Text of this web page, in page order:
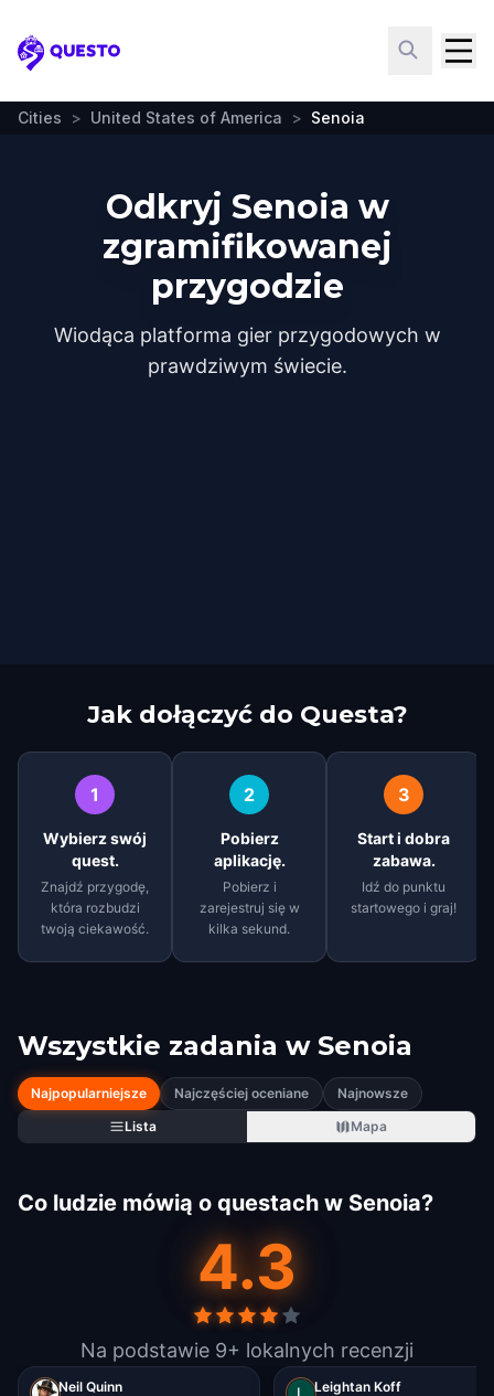
Questo
Cities > United States of America > Senoia
Odkryj Senoia w
zgramifikowanej
przygodzie
Wiodąca platforma gier przygodowych w
prawdziwym świecie.
Jak dołączyć do Questa?
1
Wybierz swój
quest.
Znajdź przygodę,
która rozbudzi
twoją ciekawość.
2
Pobierz
aplikację.
Pobierz i
zarejestruj się w
kilka sekund.
3
Start i dobra
zabawa.
Idź do punktu
startowego i graj!
Wszystkie zadania w Senoia
Najpopularniejsze Najczęściej oceniane
Najnowsze
Lista
Mapa
Co ludzie mówią o questach w Senoia?
4.3
Na podstawie 9+ lokalnych recenzji
Neil Quinn Leightan Koff